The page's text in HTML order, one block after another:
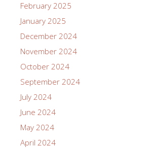
February 2025
January 2025
December 2024
November 2024
October 2024
September 2024
July 2024
June 2024
May 2024
April 2024